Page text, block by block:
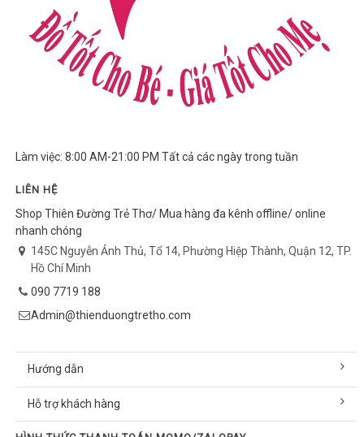
Làm việc: 8:00 AM-21:00 PM Tất cả các ngày trong tuần
LIÊN HỆ
Shop Thiên Đường Trẻ Thơ/ Mua hàng đa kênh offline/ online
nhanh chóng
145C Nguyễn Ảnh Thủ, Tổ 14, Phường Hiệp Thành, Quận 12, TP.
Hồ Chí Minh
090 7719 188
Admin@thienduongtretho.com
Hướng dẫn
Hỗ trợ khách hàng